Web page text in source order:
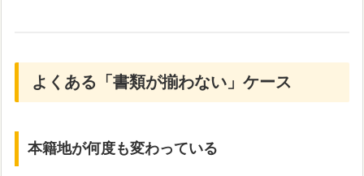
よくある「書類が揃わない」ケース
本籍地が何度も変わっている